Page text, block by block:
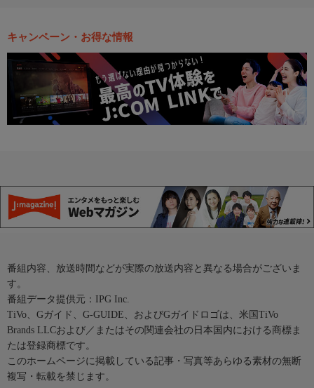
キャンペーン・お得な情報
番組内容、放送時間などが実際の放送内容と異なる場合がございま
す。
番組データ提供元：IPG Inc.
TiVo、Gガイド、G-GUIDE、およびGガイドロゴは、米国TiVo
Brands LLCおよび／またはその関連会社の日本国内における商標ま
たは登録商標です。
このホームページに掲載している記事・写真等あらゆる素材の無断
複写・転載を禁じます。